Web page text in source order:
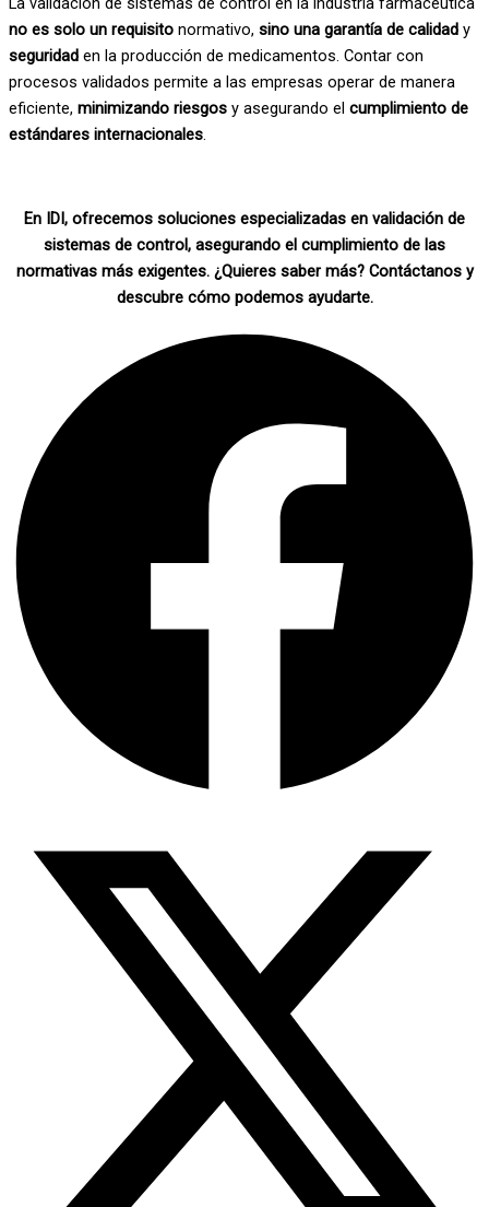
no es solo un requisito normativo, sino una garantía de calidad y
seguridad en la producción de medicamentos. Contar con
procesos validados permite a las empresas operar de manera
eficiente, minimizando riesgos y asegurando el cumplimiento de
estándares internacionales.
En IDI, ofrecemos soluciones especializadas en validación de
sistemas de control, asegurando el cumplimiento de las
normativas más exigentes. ¿Quieres saber más? Contáctanos y
descubre cómo podemos ayudarte.